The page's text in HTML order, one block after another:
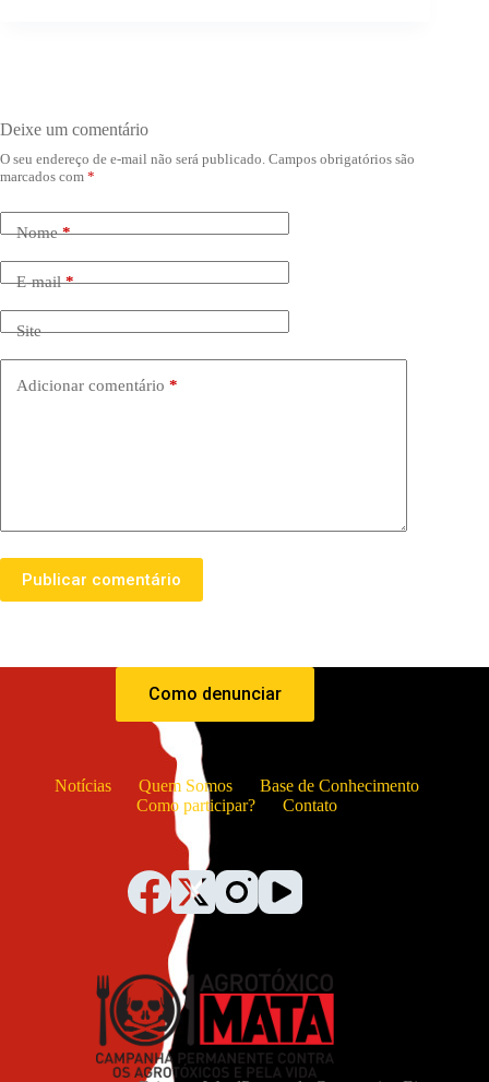
Deixe um comentário
O seu endereço de e-mail não será publicado. Campos obrigatórios são
marcados com *
Nome*
E-mail*
Site
Adicionar comentário *
Publicar comentário
Como denunciar
Notícias Quem Somos
Base de Conhecimento
Como participar?
Contato